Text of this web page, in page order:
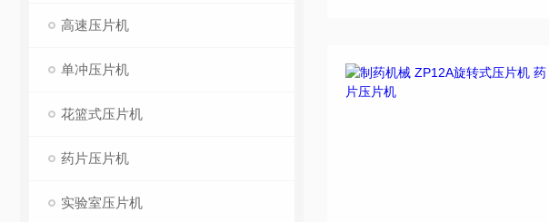
高速压片机
单冲压片机
花篮式压片机
药片压片机
实验室压片机